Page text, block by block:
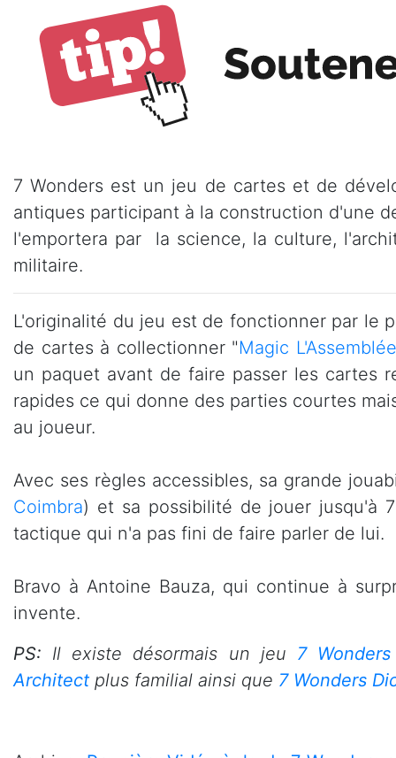
7 Wonders est un jeu de cartes et de
antiques participant à la construction d'une
l'emportera par la science, la culture,
militaire.
L'originalité du jeu est de fonctionner par le
de cartes à collectionner "Magic L'Assemblée
un paquet avant de faire passer les cartes
rapides ce qui donne des parties courtes
au joueur.
Avec ses règles accessibles, sa grande
Coimbra) et sa possibilité de jouer jusqu'à
tactique qui n'a pas fini de faire parler de lui.
Bravo à Antoine Bauza, qui continue à
invente.
PS: Il existe désormais un jeu 7
Architect plus familial ainsi que 7 Wonders